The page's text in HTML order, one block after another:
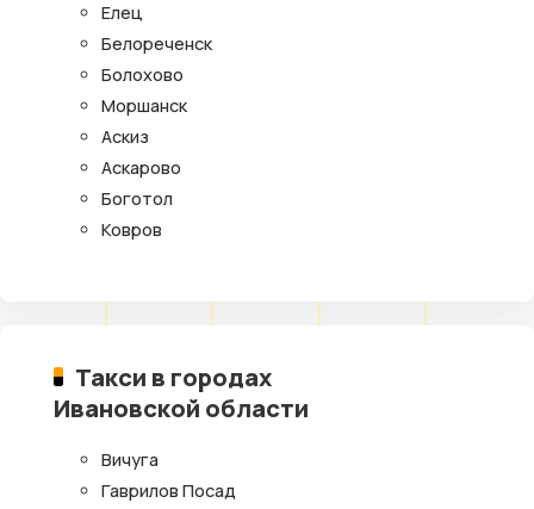
Елец
Белореченск
Болохово
Моршанск
Аскиз
Аскарово
Боготол
Ковров
Такси в городах
Ивановской области
Вичуга
Гаврилов Посад